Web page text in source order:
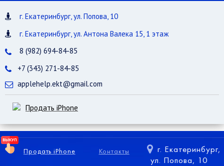
г. Екатеринбург, ул. Попова, 10
г. Екатеринбург, ул. Антона Валека 15, 1 этаж
8 (982) 694-84-85
+7 (343) 271-84-85
applehelp.ekt@gmail.com
Продать iPhone
Продать iPhone Контакты
г. Екатеринбург,
ул. Попова, 10